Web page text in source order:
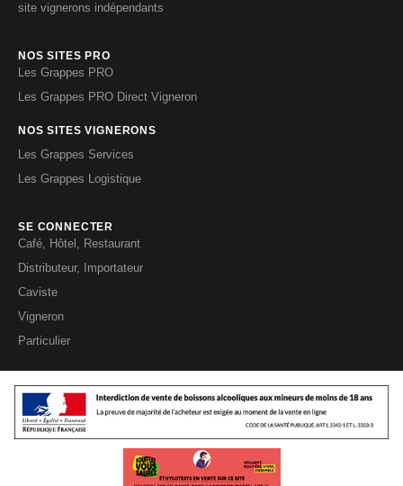
site vignerons indépendants
NOS SITES PRO
Les Grappes PRO
Les Grappes PRO Direct Vigneron
NOS SITES VIGNERONS
Les Grappes Services
Les Grappes Logistique
SE CONNECTER
Café, Hôtel, Restaurant
Distributeur, Importateur
Caviste
Vigneron
Particulier